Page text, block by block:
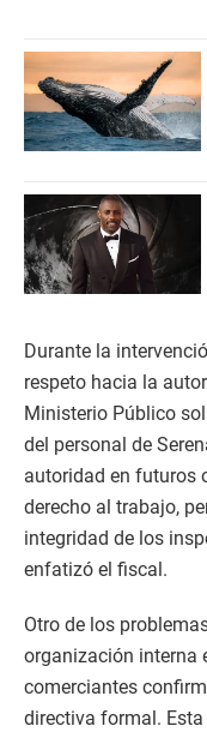
Durante la
respeto hacia la
Ministerio Público
del personal de
autoridad en futuros
derecho al trabajo,
integridad de los
enfatizó el fiscal.
Otro de los
organización interna
comerciantes
directiva formal.